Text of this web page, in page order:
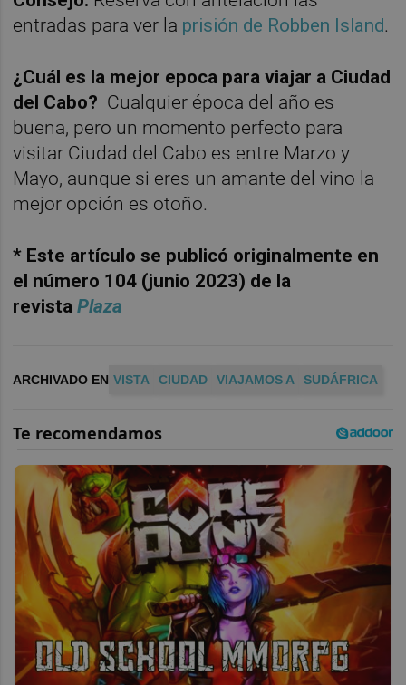
entradas para ver la prisión de Robben Island.
¿Cuál es la mejor epoca para viajar a Ciudad
del Cabo? Cualquier época del año es
buena, pero un momento perfecto para
visitar Ciudad del Cabo es entre Marzo y
Mayo, aunque si eres un amante del vino la
mejor opción es otoño.
* Este artículo se publicó originalmente en
el número 104 (junio 2023) de la
revistaPlaza
ARCHIVADO EN VISTA CIUDAD VIAJAMOS A SUDÁFRICA